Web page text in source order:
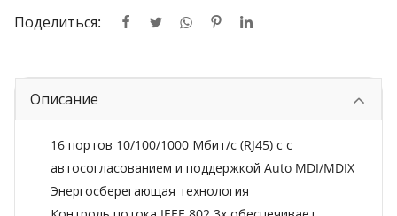
Поделиться:
Описание
16 портов 10/100/1000 Мбит/с (RJ45) c с
автосогласованием и поддержкой Auto MDI/MDIX
Энергосберегающая технология